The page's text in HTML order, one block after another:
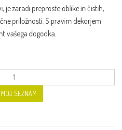
je zaradi preproste oblike in čistih,
priložnosti. S pravim dekorjem
vašega dogodka.
SEZNAM